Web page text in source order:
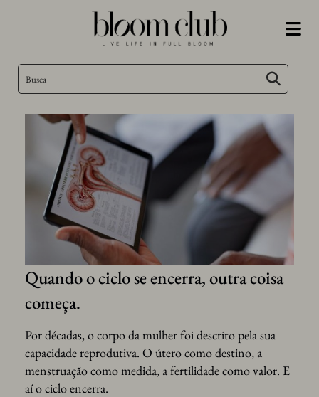
Quando o ciclo se encerra, outra coisa
começa.
Por décadas, o corpo da mulher foi descrito pela sua
capacidade reprodutiva. O útero como destino, a
menstruação como medida, a fertilidade como valor. E
aí o ciclo encerra.